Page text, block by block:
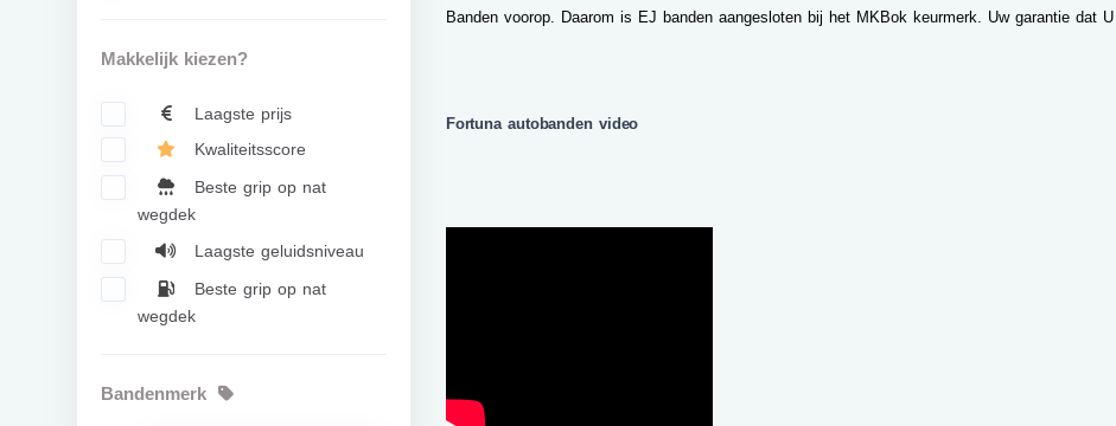
Makkelijk kiezen?
Laagste prijs
Kwaliteitsscore
Beste grip op nat
wegdek
Laagste geluidsniveau
Beste grip op nat
wegdek
Bandenmerk
Banden voorop. Daarom is EJ banden aangesloten bij het MKBok keurmerk. Uw garantie dat
Fortuna autobanden video